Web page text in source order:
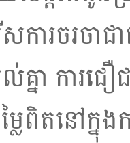
ារចរចាជ
ា ការជឿជ
ពិតនៅក្នុង